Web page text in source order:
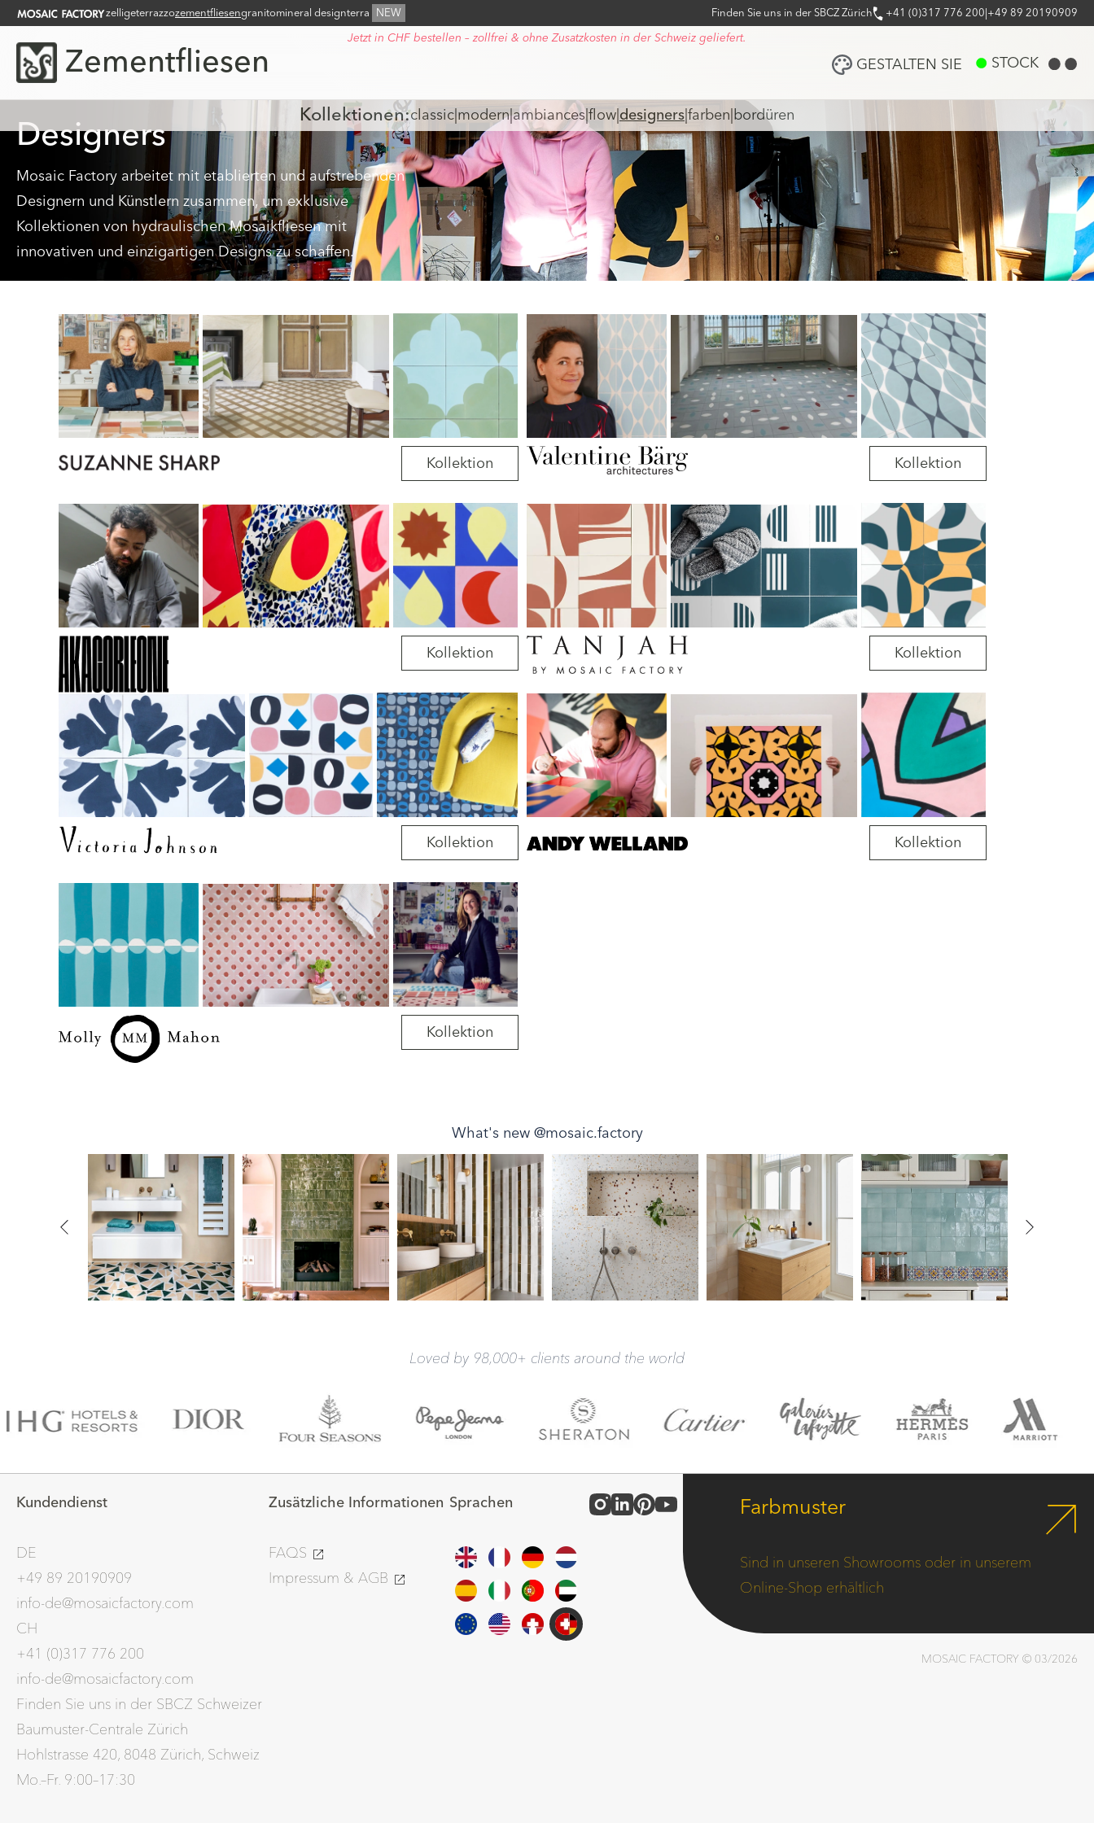
zelligeterrazzozementfliesengranitomineral designterra NEW Finden Sie uns in der SBCZ Zürich +41 (0)317 776 200|+49 89 20190909
Jetzt in CHF bestellen – zollfrei & ohne Zusatzkosten in der Schweiz geliefert.
Zementfliesen GESTALTEN SIE STOCK
Kollektionen:classic|modern|ambiances|flow|designers|farben|bordüren
Designers
Mosaic Factory arbeitet mit etablierten und aufstrebenden
Designern und Künstlern zusammen, um exklusive
Kollektionen von hydraulischen Mosaikfliesen mit
innovativen und einzigartigen Designs zu schaffen.
Kollektion Kollektion
Kollektion Kollektion
Kollektion Kollektion
Kollektion
What's new @mosaic.factory
Loved by 98,000+ clients around the world
Kundendienst
DE
+49 89 20190909
info-de@mosaicfactory.com
CH
+41 (0)317 776 200
info-de@mosaicfactory.com
Finden Sie uns in der SBCZ Schweizer
Baumuster-Centrale Zürich
Hohlstrasse 420, 8048 Zürich, Schweiz
Mo.–Fr. 9:00–17:30
Zusätzliche Informationen
FAQS
Impressum & AGB
Sprachen Farbmuster
Sind in unseren Showrooms oder in unserem
Online-Shop erhältlich
MOSAIC FACTORY © 03/2026